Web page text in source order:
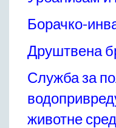
Састави Управних
ПРИВРЕДА
Општи и просторни
Развој и просторни
Пољопривреда
Шумарство
Борачко-
Друштвена
Служба за
животне